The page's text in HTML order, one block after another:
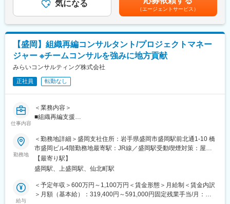
■M&A（財務税務デューディリジェンス・M&A後の統合業務等）
■事業承継
■サステナビリティ
■その他経営管理基盤整備全般に関するコンサルティング
※勤務地については、仙台事務所、盛岡連絡事務所のどちらをご希
望されるか伺います。
※将来的に複数分野に渡って専門能力を発揮してもらうことを想定
しています。
・各種アドバイザリーサービス
【変更の範囲：会社の定める範囲で変更の可能性あり】
【専門性を高め、連携し助け合う風土】各法人が専門性を高め、
協業することでシナジーを生むというデロイトトーマツグループ
の方針があります。デロイトグループの各社とのクロスアサイン
等連携機会が豊富にあります。
【グローバル連携】デロイトのグローバルネットワークはBIG4の
中でも協力で、あらゆる領域においてノウハウの幅の広さがあり
ます。
【在宅勤務・ベビーシッター制度など制度充実】事務所に出勤せ
ず、自宅などにおいて勤務することを許容する在宅勤務制度があ
ります。 女性活躍推進、働き方改革の各種施策の1つとして、主
／病児保育シッター利用支援制度があります。ベビーシッターお
よび病児保育の入会金や年会費の法人負担、利用料の割引・補助
などが受けられます。
管理監督者に該当するため、深夜時間帯を除き時間外手当の支給
はありません賃金はあくまでも目安の金額であり、選考を通じて
上下する可能性があります。月給(月額)は固定手当を含めた表記で
す。
気になる
（エージェントサービス）
【盛岡】組織再編コンサルタント/プロジェクトマネー
ジャー ※チームコンサルを強みに地方貢献
みらいコンサルティング株式会社
正社員 転勤なし
仕事内容
＜業務内容＞
■組織再編支援
まで、幅広い業種・企業規模のお客さまを対象に、組織再編コン
サルティング業務のプロジェクト推進をお任せします。
お客さま（経営者や経営企画室）との対話を通じて企業に最適な
組織再編のプランを共に考え、幅広い視点でお客様の成長の”実
現”を支援します。
組織再編の実施により顕在化するさまざまな課題に対して、公認
勤務地
＜勤務地詳細＞盛岡支社住所：岩手県盛岡市盛岡駅前北通1-10 橋
市盛岡ビル4階勤務地最寄駅：JR線／盛岡駅受動喫煙対策：屋内
全面禁煙変更の範囲：会社の定める事業所
【最寄り駅】
盛岡駅、上盛岡駅、仙北町駅
給与
＜予定年収＞600万円～1,100万円＜賃金形態＞月給制＜賃金内訳
＞月額（基本給）：319,400円～591,000円固定残業手当/月：